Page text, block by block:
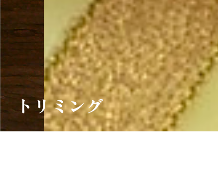
トリミング